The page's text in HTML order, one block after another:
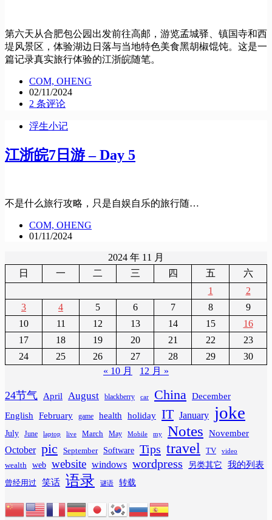
第六天从合肥包公园出发前往高邮，游览孟城驿、镇国寺和西
堤风景区，体验湖边日落与当地特色美食黑胡椒馄饨。这是一
篇记录真实旅行体验的江浙皖随笔。
COM, OHENG
02/11/2024
2 条评论
浮生小记
江浙皖7日游 – Day 5
不是什么旅行攻略，只是自娱自乐的旅行随…
COM, OHENG
01/11/2024
2024 年 11 月
日
一 二 三 四 五
六
1
2
3
4 5 6 7 8
9
10
11 12 13 14 15
16
17
18 19 20 21 22
23
24
25 26 27 28 29
30
« 10 月
12 月 »
24节气 April August blackberry car China
December
English
February game health holiday IT January joke
July June laptop live March May Mobile my Notes November
October pic September Software Tips travel TV video
wealth web website windows wordpress 另类其它 我的列表
曾经用过 笑话 语录 谜语 转载